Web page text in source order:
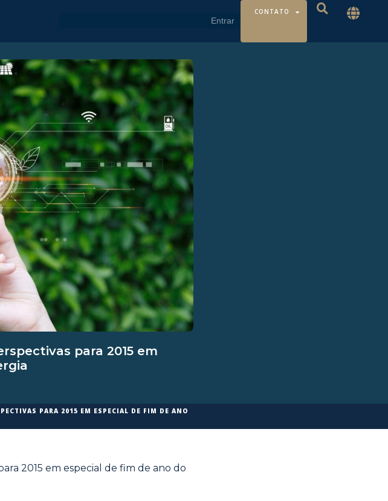
CONTATO
para 2015 em
PARA 2015 EM ESPECIAL DE FIM DE ANO
2015 em especial de fim de ano do